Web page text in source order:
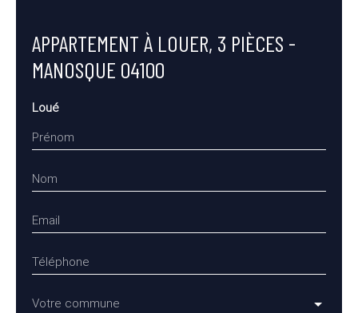
APPARTEMENT À LOUER, 3 PIÈCES -
MANOSQUE 04100
Loué
Prénom
Nom
Email
Téléphone
Votre commune